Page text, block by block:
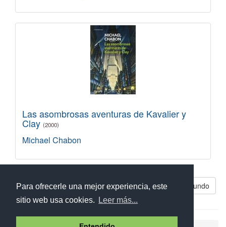
Para ofrecerle una mejor experiencia, este
sitio web usa cookies.
Leer más...
Las asombrosas aventuras de Kavalier y
Clay (2000)
Michael Chabon
Libros parecidos a Submundo